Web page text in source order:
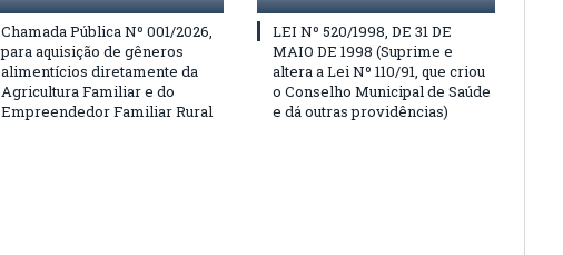
Chamada Pública Nº 001/2026,
para aquisição de gêneros
alimentícios diretamente da
Agricultura Familiar e do
Empreendedor Familiar Rural
LEI Nº 520/1998, DE 31 DE
MAIO DE 1998 (Suprime e
altera a Lei Nº 110/91, que criou
o Conselho Municipal de Saúde
e dá outras providências)